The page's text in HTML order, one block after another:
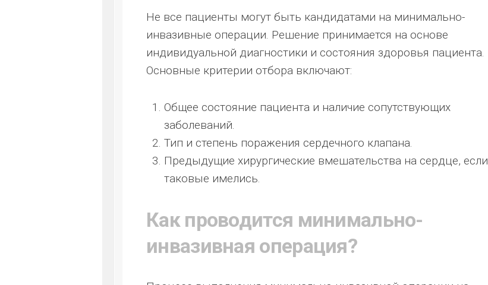
Не все пациенты могут быть кандидатами на минимально-
инвазивные операции. Решение принимается на основе
индивидуальной диагностики и состояния здоровья пациента.
Основные критерии отбора включают:
Общее состояние пациента и наличие сопутствующих
заболеваний.
Тип и степень поражения сердечного клапана.
Предыдущие хирургические вмешательства на сердце, если
таковые имелись.
Как проводится минимально-
инвазивная операция?